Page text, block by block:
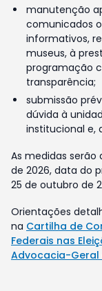
manutenção
comunicados
informativos,
museus, à
programação
transparência;
submissão
dúvida à
institucional e,
As medidas
de 2026, data do
25 de outubro de
Orientações
na Cartilha de
Federais nas
Advocacia-Geral